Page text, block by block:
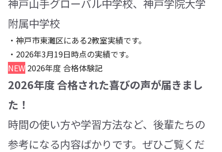
神戸山手グローバル中学校、神戸学院大学
附属中学校
・神戸市東灘区にある2教室実績です。
・2026年3月19日時点の実績です。
NEW 2026年度 合格体験記
2026年度 合格された喜びの声が届きまし
た！
時間の使い方や学習方法など、後輩たちの
参考になる内容ばかりです。ぜひご覧くだ